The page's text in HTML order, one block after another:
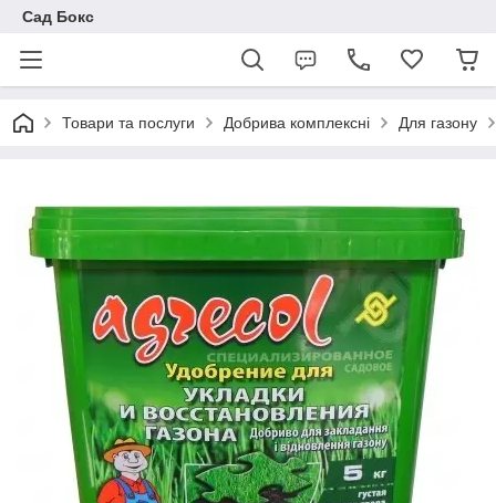
Сад Бокс
Товари та послуги Добрива комплексні Для газону